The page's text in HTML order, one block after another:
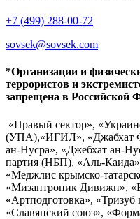
+7 (499) 288-00-72
sovsek@sovsek.com
*Организации и
террористов и
запрещена в Российской
«Правый сектор»,
(УПА),«ИГИЛ», «Джабхат
ан-Нусра», «Джебхат ан-
партия (НБП), «Аль-
«Меджлис крымско-
«Мизантропик Дивижн»,
«Артподготовка»,
«Славянский союз»,